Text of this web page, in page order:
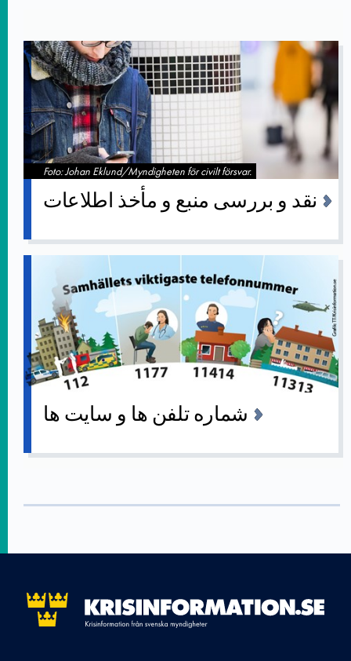
Foto: Johan Eklund/Myndigheten för civilt försvar.
نقد و بررسی منبع و مأخذ اطلاعات
شماره تلفن ها و سایت ها